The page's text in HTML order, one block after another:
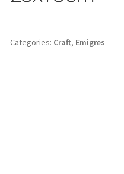
Categories: Craft, Emigres